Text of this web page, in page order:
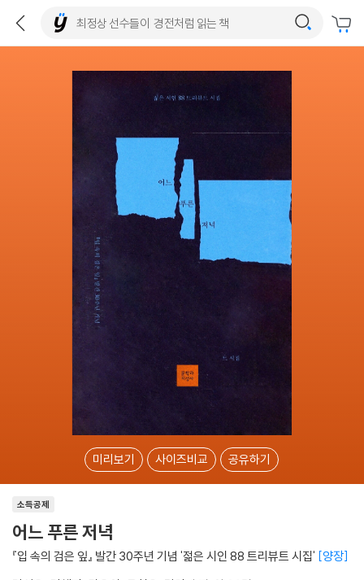
미리보기 사이즈비교 공유하기
소득공제
어느 푸른 저녁
『입 속의 검은 잎』 발간 30주년 기념 '젊은 시인 88 트리뷰트 시집' 양장